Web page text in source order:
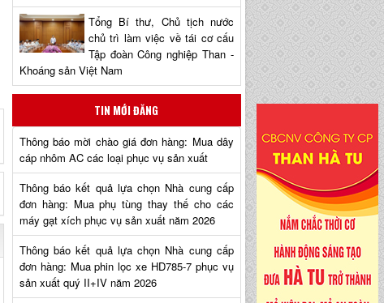
Tổng Bí thư, Chủ tịch nước
chủ trì làm việc về tái cơ cấu
Tập đoàn Công nghiệp Than -
Khoáng sản Việt Nam
TIN MỚI ĐĂNG
Thông báo mời chào giá đơn hàng: Mua dây
cáp nhôm AC các loại phục vụ sản xuất
Thông báo kết quả lựa chọn Nhà cung cấp
đơn hàng: Mua phụ tùng thay thế cho các
máy gạt xích phục vụ sản xuất năm 2026
Thông báo kết quả lựa chọn Nhà cung cấp
đơn hàng: Mua phin lọc xe HD785-7 phục vụ
sản xuất quý II+IV năm 2026